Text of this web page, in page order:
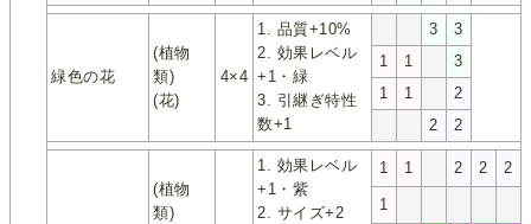
緑色の花
(植物
類)
(花)
4×4
1. 品質+10%
2. 効果レベル
+1・緑
3. 引継ぎ特性
数+1
3
3
1
1
3
1
1
2
2
2
(植物
類)
1. 効果レベル
+1・紫
2. サイズ+2
1 1 2 2 2
1